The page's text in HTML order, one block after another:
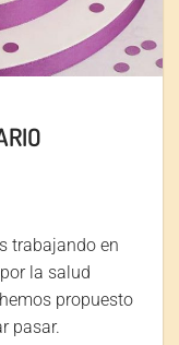
trabajando en
la salud
propuesto
pasar.